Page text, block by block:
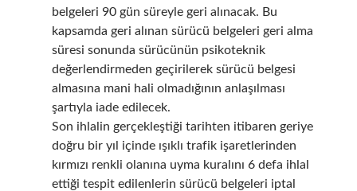
belgeleri 90 gün süreyle geri alınacak. Bu
kapsamda geri alınan sürücü belgeleri geri alma
süresi sonunda sürücünün psikoteknik
değerlendirmeden geçirilerek sürücü belgesi
almasına mani hali olmadığının anlaşılması
şartıyla iade edilecek.
Son ihlalin gerçekleştiği tarihten itibaren geriye
doğru bir yıl içinde ışıklı trafik işaretlerinden
kırmızı renkli olanına uyma kuralını 6 defa ihlal
ettiği tespit edilenlerin sürücü belgeleri iptal